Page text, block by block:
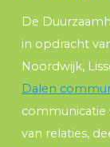
De
in opdracht
Noordwijk,
Dalen
communicatie
van relaties,